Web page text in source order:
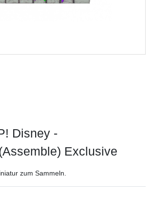
Disney -
Exclusive
zum Sammeln.